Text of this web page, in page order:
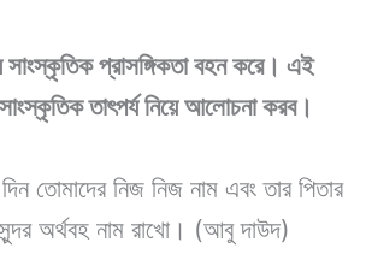
প্রাসঙ্গিকতা বহন করে। এই
তাৎপর্য নিয়ে আলোচনা করব।
তোমাদের নিজ নিজ নাম এবং তার পিতার
অর্থবহ নাম রাখো। (আবু দাউদ)